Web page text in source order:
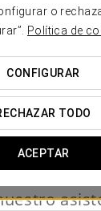
o
Política de
CONFIGURAR
TODO
ACEPTAR
IR?